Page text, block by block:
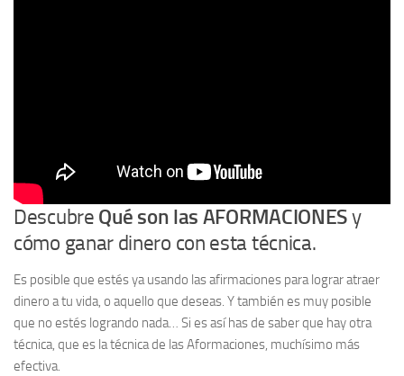
Descubre Qué son las AFORMACIONESy
cómo ganar dinero con esta técnica.
Es posible que estés ya usando las afirmaciones para lograr atraer
dinero a tu vida, o aquello que deseas. Y también es muy posible
que no estés logrando nada… Si es así has de saber que hay otra
técnica, que es la técnica de las Aformaciones, muchísimo más
efectiva.